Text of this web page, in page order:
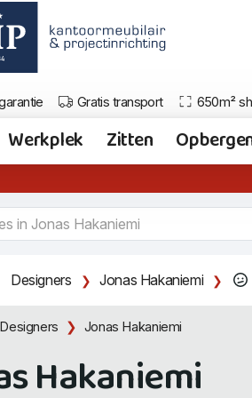
Gratis transport 650m²
Werkplek Zitten
Designers Jonas Hakaniemi
Designers Jonas Hakaniemi
Hakaniemi